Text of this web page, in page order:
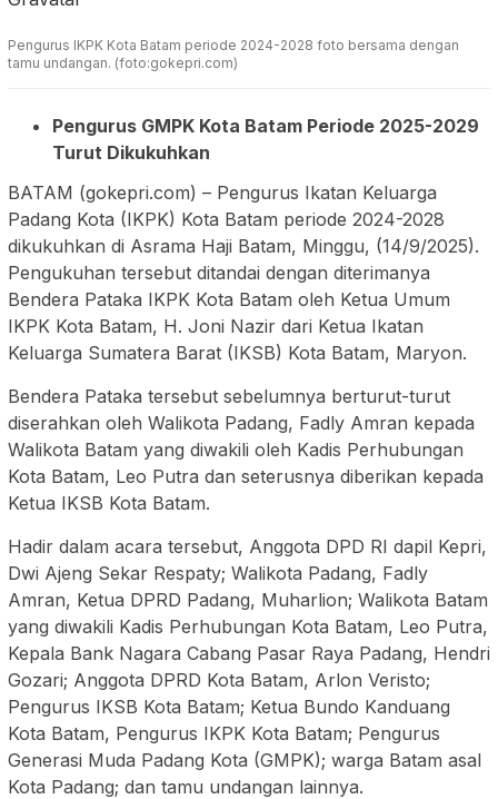
Pengurus IKPK Kota Batam periode 2024-2028 foto bersama dengan
tamu undangan. (foto:gokepri.com)
Pengurus GMPK Kota Batam Periode 2025-2029
Turut Dikukuhkan
BATAM (gokepri.com) – Pengurus Ikatan Keluarga
Padang Kota (IKPK) Kota Batam periode 2024-2028
dikukuhkan di Asrama Haji Batam, Minggu, (14/9/2025).
Pengukuhan tersebut ditandai dengan diterimanya
Bendera Pataka IKPK Kota Batam oleh Ketua Umum
IKPK Kota Batam, H. Joni Nazir dari Ketua Ikatan
Keluarga Sumatera Barat (IKSB) Kota Batam, Maryon.
Bendera Pataka tersebut sebelumnya berturut-turut
diserahkan oleh Walikota Padang, Fadly Amran kepada
Walikota Batam yang diwakili oleh Kadis Perhubungan
Kota Batam, Leo Putra dan seterusnya diberikan kepada
Ketua IKSB Kota Batam.
Hadir dalam acara tersebut, Anggota DPD RI dapil Kepri,
Dwi Ajeng Sekar Respaty; Walikota Padang, Fadly
Amran, Ketua DPRD Padang, Muharlion; Walikota Batam
yang diwakili Kadis Perhubungan Kota Batam, Leo Putra,
Kepala Bank Nagara Cabang Pasar Raya Padang, Hendri
Gozari; Anggota DPRD Kota Batam, Arlon Veristo;
Pengurus IKSB Kota Batam; Ketua Bundo Kanduang
Kota Batam, Pengurus IKPK Kota Batam; Pengurus
Generasi Muda Padang Kota (GMPK); warga Batam asal
Kota Padang; dan tamu undangan lainnya.